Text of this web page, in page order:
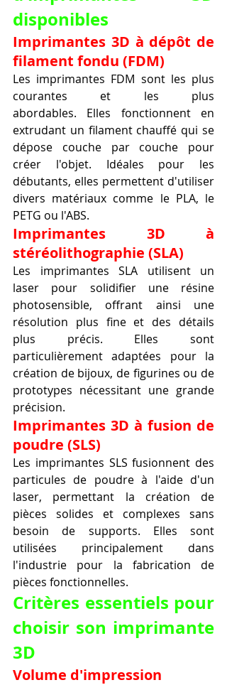
disponibles
Imprimantes 3D à dépôt de
filament fondu (FDM)
Les imprimantes FDM sont les plus
courantes et les plus
abordables. Elles fonctionnent en
extrudant un filament chauffé qui se
dépose couche par couche pour
créer l'objet. Idéales pour les
débutants, elles permettent d'utiliser
divers matériaux comme le PLA, le
PETG ou l'ABS.
Imprimantes 3D à
stéréolithographie (SLA)
Les imprimantes SLA utilisent un
laser pour solidifier une résine
photosensible, offrant ainsi une
résolution plus fine et des détails
plus précis. Elles sont
particulièrement adaptées pour la
création de bijoux, de figurines ou de
prototypes nécessitant une grande
précision.
Imprimantes 3D à fusion de
poudre (SLS)
Les imprimantes SLS fusionnent des
particules de poudre à l'aide d'un
laser, permettant la création de
pièces solides et complexes sans
besoin de supports. Elles sont
utilisées principalement dans
l'industrie pour la fabrication de
pièces fonctionnelles.
Critères essentiels pour
choisir son imprimante
3D
Volume d'impression